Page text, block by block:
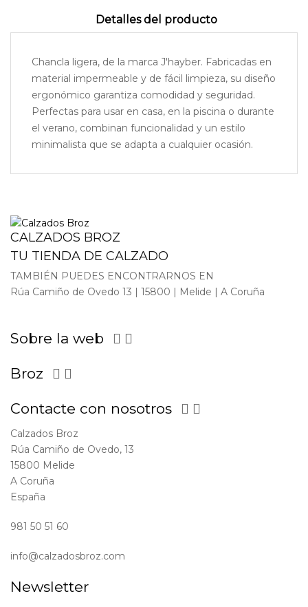
Detalles del producto
Chancla ligera, de la marca J'hayber. Fabricadas en
material impermeable y de fácil limpieza, su diseño
ergonómico garantiza comodidad y seguridad.
Perfectas para usar en casa, en la piscina o durante
el verano, combinan funcionalidad y un estilo
minimalista que se adapta a cualquier ocasión.
CALZADOS BROZ
TU TIENDA DE CALZADO
TAMBIÉN PUEDES ENCONTRARNOS EN
Rúa Camiño de Ovedo 13 | 15800 | Melide | A Coruña
Sobre la web  
Broz  
Contacte con nosotros  
Calzados Broz
Rúa Camiño de Ovedo, 13
15800 Melide
A Coruña
España
981 50 51 60
info@calzadosbroz.com
Newsletter